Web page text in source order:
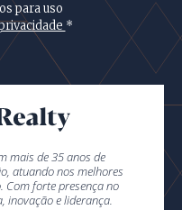
para uso
*
mais de 35 anos de
atuando nos melhores
Com forte presença no
inovação e liderança.